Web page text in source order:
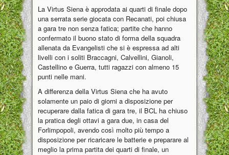
La Virtus Siena è approdata ai quarti di finale dopo
una serrata serie giocata con Recanati, poi chiusa
a gara tre non senza fatica; partite che hanno
confermato il buono stato di forma della squadra
allenata da Evangelisti che si è espressa ad alti
livelli con i soliti Braccagni, Calvellini, Gianoli,
Castellino e Guerra, tutti ragazzi con almeno 15
punti nelle mani.
A differenza della Virtus Siena che ha avuto
solamente un paio di giorni a disposizione per
recuperare dalla fatica di gara tre, il BCL ha chiuso
la pratica degli ottavi a gara due, in casa del
Forlimpopoli, avendo così molto più tempo a
disposizione per ricaricare le batterie e preparare al
meglio la prima partita dei quarti di finale, un